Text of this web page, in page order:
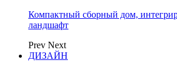
Компактный сборный дом,
ландшафт
Prev Next
ДИЗАЙН